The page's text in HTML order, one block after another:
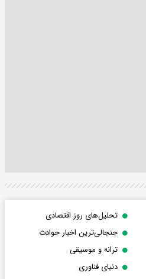
تحلیل‌های روز اقتصادی
جنجالی‌ترین اخبار حوادث
ترانه و موسیقی
دنیای فناوری